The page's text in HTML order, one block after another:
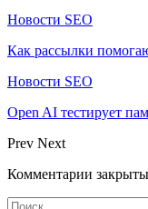
Новости SEO
Как рассылки
Новости SEO
Open AI тестирует
Prev Next
Комментарии